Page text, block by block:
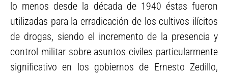
lo menos desde la década de 1940 éstas fueron
utilizadas para la erradicación de los cultivos ilícitos
de drogas, siendo el incremento de la presencia y
control militar sobre asuntos civiles particularmente
significativo en los gobiernos de Ernesto Zedillo,